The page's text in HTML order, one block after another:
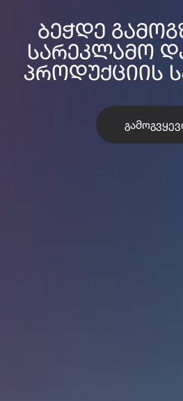
ბეჭდე
სარეკლამო
პროდუქციის